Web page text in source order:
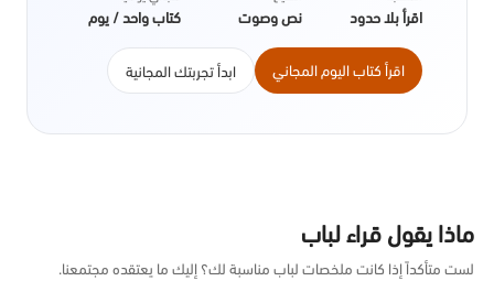
خاص على تداعياتها على الصعيد الدولي. صدر
عن دار النشر بنجوين سنة 2013.
اقرأ بلا حدود نص وصوت كتاب واحد / يوم
اقرأ كتاب اليوم المجاني ابدأ تجربتك المجانية
ماذا يقول قراء لباب
لست متأكداً إذا كانت ملخصات لباب مناسبة لك؟ إليك ما يعتقده مجتمعنا.